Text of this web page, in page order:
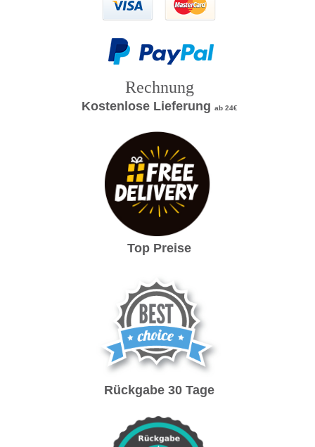
Rechnung
Kostenlose Lieferung ab 24€
Top Preise
Rückgabe 30 Tage